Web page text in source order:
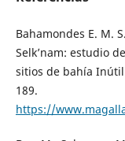
Bahamondes E. M.
Selk’nam: estudio
sitios de bahía
189.
https://